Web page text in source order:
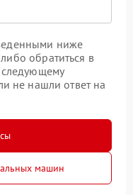
ниже
обратиться в
следующему
не нашли ответ на
машин